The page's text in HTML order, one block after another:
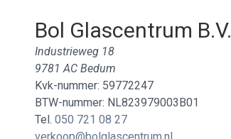
Bol Glascentrum B.V.
Industrieweg 18
9781 AC Bedum
Kvk-nummer: 59772247
BTW-nummer: NL823979003B01
Tel. 050 721 08 27